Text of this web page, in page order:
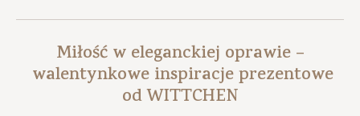
Miłość w eleganckiej oprawie –
walentynkowe inspiracje prezentowe
od WITTCHEN